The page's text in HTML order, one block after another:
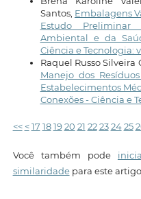
Santos, Embalagens
Estudo Preliminar
Ambiental e da
Ciência e Tecnologia: v.
Raquel Russo Silveira
Manejo dos
Estabelecimentos
Conexões - Ciência e
<< < 17 18 19 20 21 22 23 24 25
Você também pode
similaridadepara este artigo.